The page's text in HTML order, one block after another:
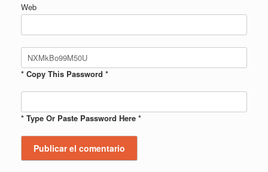
Web
* Copy This Password *
* Type Or Paste Password Here *